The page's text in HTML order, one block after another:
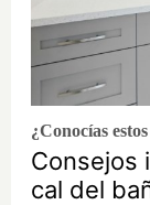
¿Conocías
Consejos
cal del